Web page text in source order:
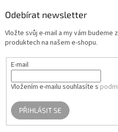
v
k
v
i
Odebírat newsletter
Vložte svůj e-mail a my vám budeme
produktech na našem e-shopu.
E-mail
Vložením e-mailu souhlasíte s
PŘIHLÁSIT SE